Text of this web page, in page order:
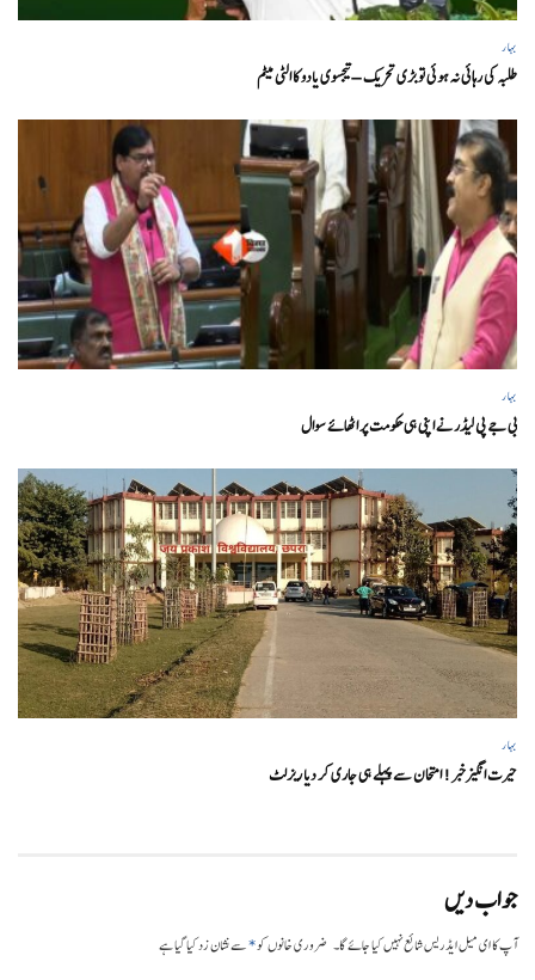
بہار
طلبہ کی رہائی نہ ہوئی تو بڑی تحریک – تیجسوی یادو کا الٹی میٹم
بہار
بی جے پی لیڈر نے اپنی ہی حکومت پر اٹھائے سوال
بہار
حیرت انگیزخبر ! امتحان سے پہلے ہی جاری کر دیا ریزلٹ
جواب دیں
آپ کا ای میل ایڈریس شائع نہیں کیا جائے گا۔ ضروری خانوں کو*سے نشان زد کیا گیا ہے